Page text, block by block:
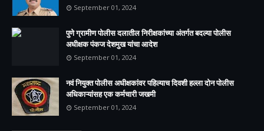
September 01, 2024
पुणे ग्रामीण पोलीस दलातील निरीक्षकांच्या अंतर्गत बदल्या पोलीस
अधीक्षक पंकज देशमुख यांचा आदेश
September 01, 2024
नवं नियुक्त पोलीस अधीक्षकांवर पहिल्याच दिवशी हल्ला दोन पोलीस
अधिकाऱ्यांसह एक कर्मचारी जखमी
September 01, 2024